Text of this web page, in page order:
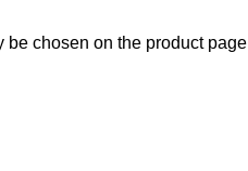
chosen on the product page